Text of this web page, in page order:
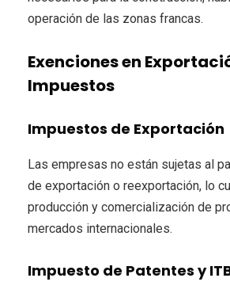
operación de las zonas francas.
Exenciones en
Impuestos
Impuestos de Exportación
Las empresas no están sujetas al
de exportación o reexportación, lo
producción y comercialización de
mercados internacionales.
Impuesto de Patentes y